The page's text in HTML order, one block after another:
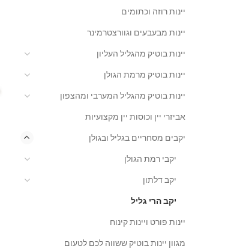
יינות רוזה וכתומים
יינות מבעבעים וגוורצטרמינר
יינות בוטיק מהגליל העליון
יינות בוטיק מרמת הגולן
יינות בוטיק מהגליל המערבי ומהצפון
אביזרי יין וכוסות יין מקצועיות
יקבים מסחריים בגליל ובגולן
יקבי רמת הגולן
יקב דלתון
יקב הרי גליל
יינות פורט ויינות קינוח
מגוון יינות בוטיק ששווה לכם לטעום